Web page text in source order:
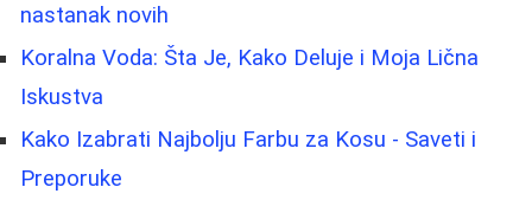
nastanak novih
Koralna Voda: Šta Je, Kako Deluje i Moja Lična
Iskustva
Kako Izabrati Najbolju Farbu za Kosu - Saveti i
Preporuke